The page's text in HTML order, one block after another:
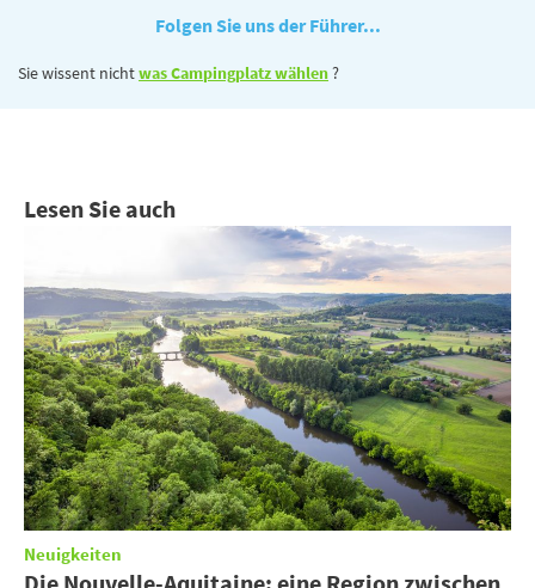
Folgen Sie uns der Führer...
Sie wissent nichtwas Campingplatz wählen?
Lesen Sie auch
Neuigkeiten